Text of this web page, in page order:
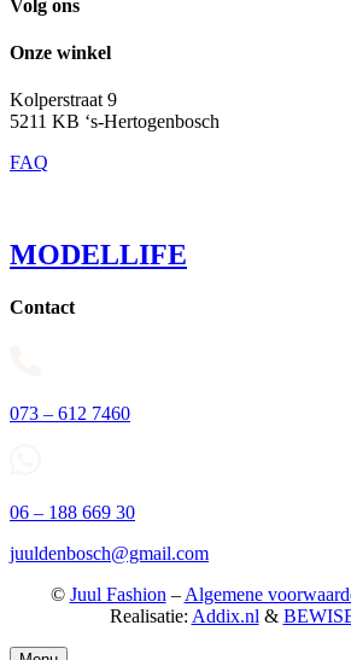
Volg ons
Onze winkel
Kolperstraat 9
5211 KB ‘s-Hertogenbosch
FAQ
MODELLIFE
Contact
073 – 612 7460
06 – 188 669 30
juuldenbosch@gmail.com
© Juul Fashion – Algemene
Realisatie: Addix.nl &